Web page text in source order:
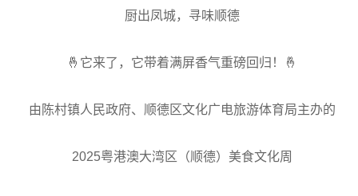
厨出凤城，寻味顺德
🤞它来了，它带着满屏香气重磅回归！🤞
由陈村镇人民政府、顺德区文化广电旅游体育局主办的
2025粤港澳大湾区（顺德）美食文化周